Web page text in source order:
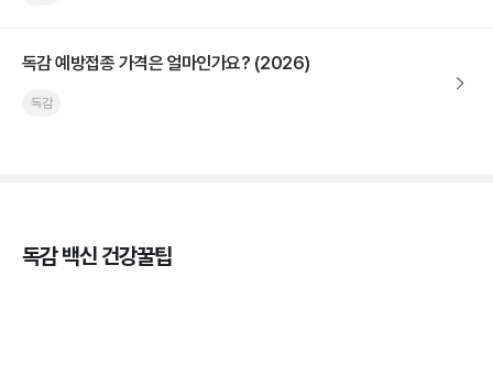
독감 예방접종 가격은 얼마인가요? (2026)
독감
독감 백신 건강꿀팁